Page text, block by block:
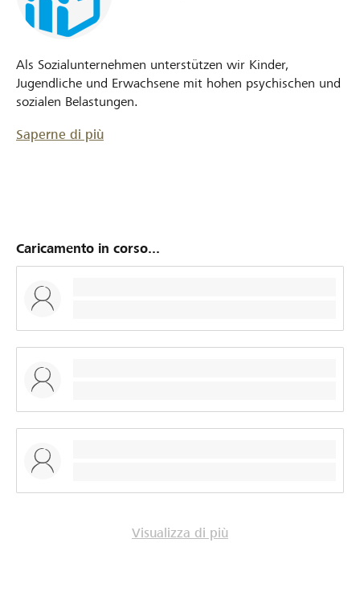
Als Sozialunternehmen unterstützen wir Kinder,
Jugendliche und Erwachsene mit hohen psychischen und
sozialen Belastungen.
Saperne di più
Caricamento in corso...
Visualizza di più